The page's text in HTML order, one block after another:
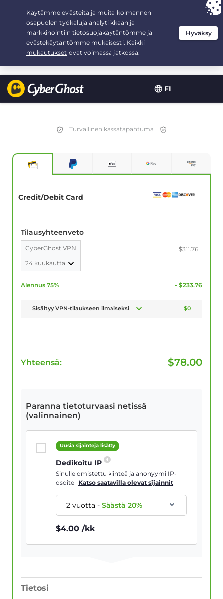
FI
Your choice:The Best Deal for 3.3333333333333-years at $
/month
Turvallinen kassatapahtuma
Credit/Debit Card
Tilausyhteenveto
CyberGhost VPN
24 kuukautta
$311.76
Alennus 75% - $233.76
Sisältyy VPN-tilaukseen ilmaiseksi $0
Yhteensä: $78.00
Paranna tietoturvaasi netissä
(valinnainen)
Uusia sijainteja lisätty
Dedikoitu IP
Sinulle omistettu kiinteä ja anonyymi IP-
osoite Katso saatavilla olevat sijainnit
2 vuotta-Säästä20%
$4.00 /kk
Tietosi